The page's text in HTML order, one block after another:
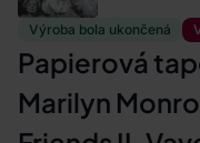
Výroba bola ukončená
Papierová
Marilyn